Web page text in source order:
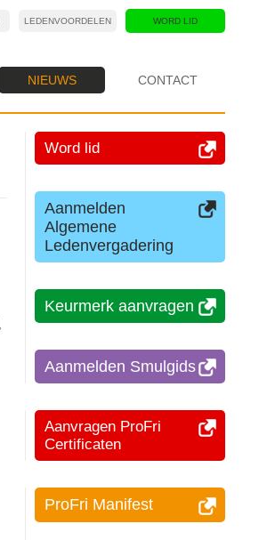
LEDENVOORDELEN WORD LID
NIEUWS CONTACT
Word lid
Aanmelden
Algemene
Ledenvergadering
Keurmerk aanvragen
Aanmelden Smulgids
Aanvragen ProFri
Certificaten
ProFri Manifest